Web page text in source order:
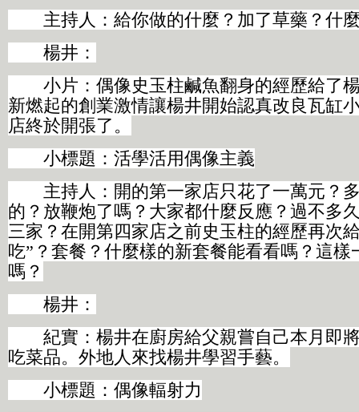
主持人：給你做的什麼？加了草藥？什
楊井：
小片：偶像史玉柱鹹魚翻身的經歷給了
新燃起的創業激情讓楊井開始認真改良瓦缸
店終於開張了。
小標題：活學活用偶像主義
主持人：開的第一家店只花了一萬元？
的？放鞭炮了嗎？大家都什麼反應？過不多
三家？在開第四家店之前史玉柱的經歷再次
吃”？套餐？什麼樣的新套餐能看看嗎？這樣
嗎？
楊井：
紀實：楊井在廚房給父親嘗自己本月即
吃菜品。外地人來找楊井學習手藝。
小標題：偶像輻射力